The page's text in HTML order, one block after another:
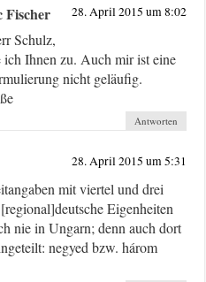
Fischer 28. April 2015 um 8:02
Schulz,
ich Ihnen zu. Auch mir ist eine
nicht geläufig.
Antworten
28. April 2015 um 5:31
mit viertel und drei
Eigenheiten
nie in Ungarn; denn auch dort
negyed bzw. három